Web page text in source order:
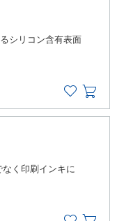
シリコン含有表面
く印刷インキに